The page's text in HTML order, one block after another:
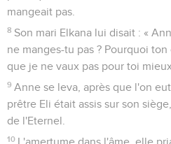
mangeait pas.
8 Son mari Elkana lui disait : «
ne manges-tu pas ? Pourquoi
que je ne vaux pas pour toi
9 Anne se leva, après que l'on
prêtre Eli était assis sur son
de l'Eternel.
10 L'amertume dans l'âme, elle